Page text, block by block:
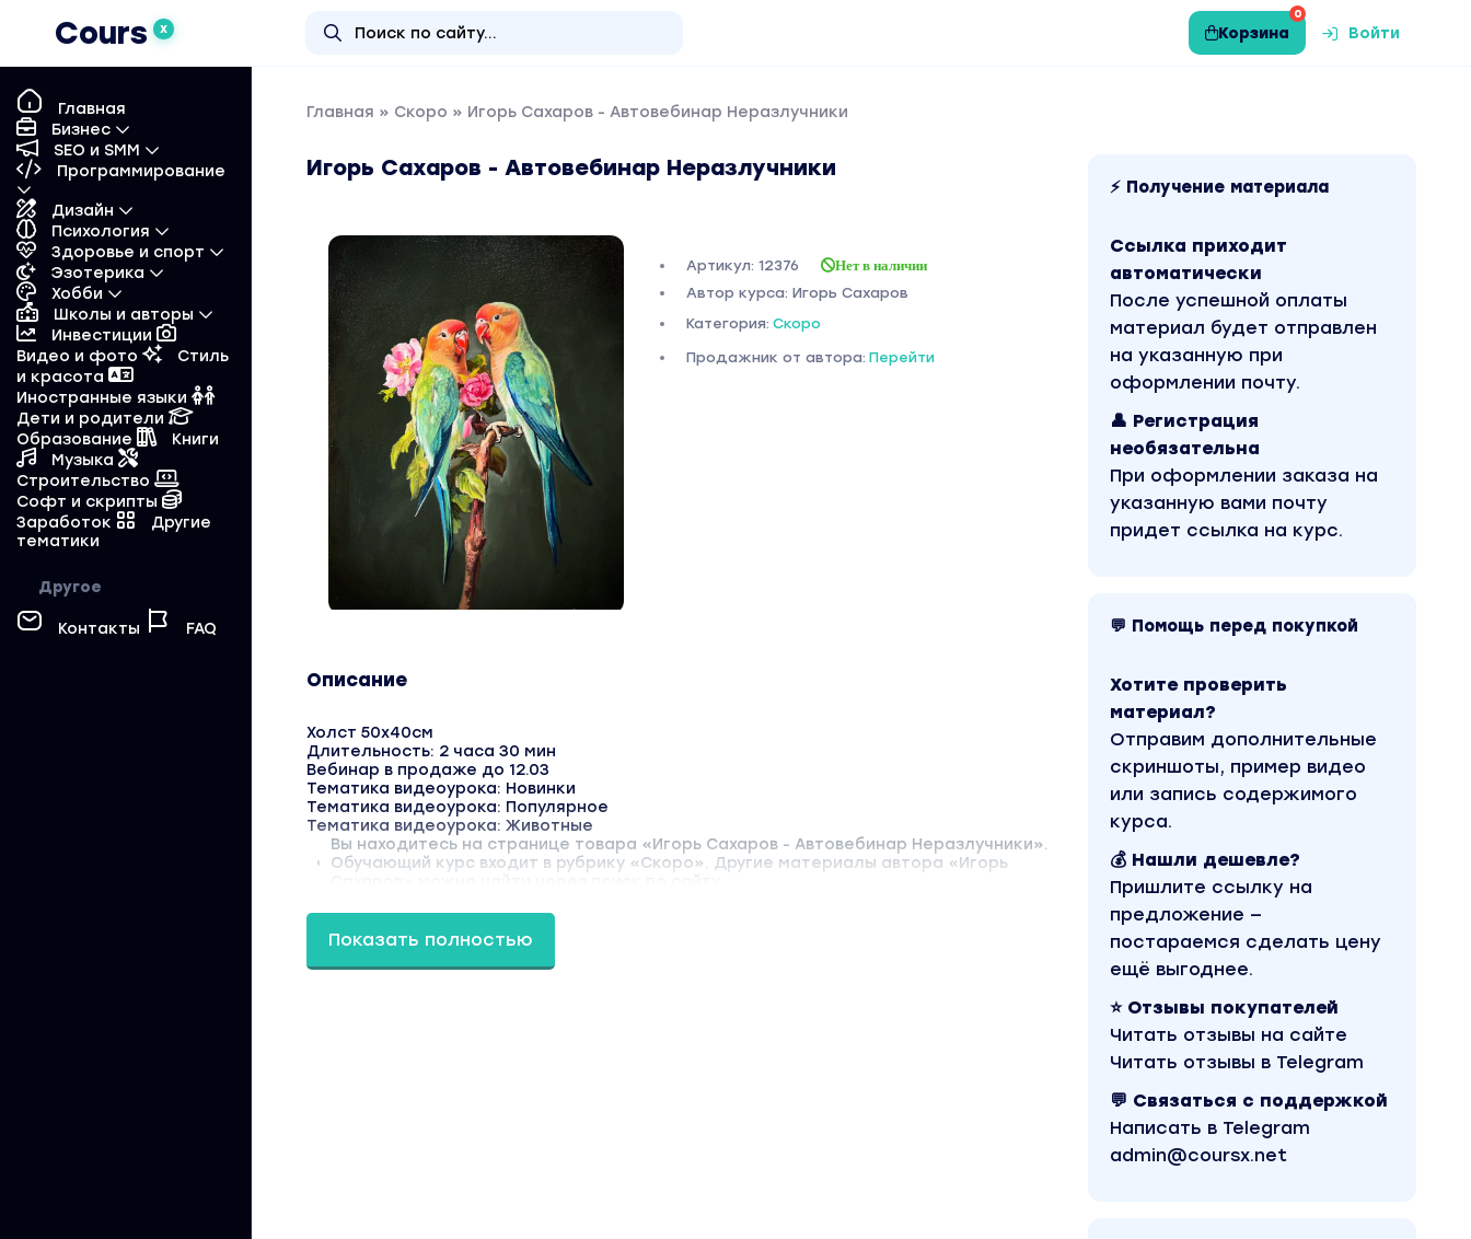
Cours X
0
Корзина Войти
Главная
Бизнес
SEO и SMM
Программирование
Дизайн
Психология
Здоровье и спорт
Эзотерика
Хобби
Школы и авторы
Инвестиции
Видео и фото
Стиль
и красота
Иностранные языки
Дети и родители
Образование
Книги
Музыка
Строительство
Софт и скрипты
Заработок
Другие
тематики
Другое
Контакты FAQ
Главная » Скоро » Игорь Сахаров - Автовебинар Неразлучники
Игорь Сахаров - Автовебинар Неразлучники
Артикул: 12376 Нет в наличии
Автор курса: Игорь Сахаров
Категория: Скоро
Продажник от автора: Перейти
Описание
Холст 50х40см
Длительность: 2 часа 30 мин
Вебинар в продаже до 12.03
Тематика видеоурока: Новинки
Тематика видеоурока: Популярное
Тематика видеоурока: Животные
Вы находитесь на странице товара «Игорь Сахаров - Автовебинар Неразлучники».
Обучающий курс входит в рубрику «Скоро». Другие материалы автора «Игорь
Показать полностью
⚡ Получение материала
Ссылка приходит
автоматически
После успешной оплаты
материал будет отправлен
на указанную при
оформлении почту.
👤 Регистрация
необязательна
При оформлении заказа на
указанную вами почту
придет ссылка на курс.
💬 Помощь перед покупкой
Хотите проверить
материал?
Отправим дополнительные
скриншоты, пример видео
или запись содержимого
курса.
💰 Нашли дешевле?
Пришлите ссылку на
предложение —
постараемся сделать цену
ещё выгоднее.
⭐ Отзывы покупателей
Читать отзывы на сайте
Читать отзывы в Telegram
💬 Связаться с поддержкой
Написать в Telegram
admin@coursx.net